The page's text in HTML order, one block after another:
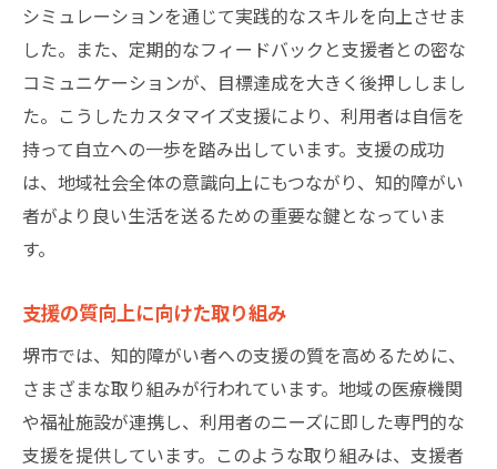
シミュレーションを通じて実践的なスキルを向上させま
した。また、定期的なフィードバックと支援者との密な
コミュニケーションが、目標達成を大きく後押ししまし
た。こうしたカスタマイズ支援により、利用者は自信を
持って自立への一歩を踏み出しています。支援の成功
は、地域社会全体の意識向上にもつながり、知的障がい
者がより良い生活を送るための重要な鍵となっていま
す。
支援の質向上に向けた取り組み
堺市では、知的障がい者への支援の質を高めるために、
さまざまな取り組みが行われています。地域の医療機関
や福祉施設が連携し、利用者のニーズに即した専門的な
支援を提供しています。このような取り組みは、支援者